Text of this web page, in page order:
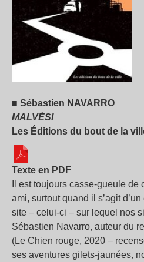
■ Sébastien NAVARRO
MALVÉSI
Les Éditions du bout de la
Texte en PDF
Il est toujours casse-gueule de
ami, surtout quand il s’agit
site – celui-ci – sur lequel nos
Sébastien Navarro, auteur du
(Le Chien rouge, 2020 –
ses aventures gilets-jaunées,